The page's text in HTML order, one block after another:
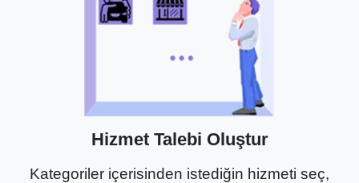
Hizmet Talebi Oluştur
Kategoriler içerisinden istediğin hizmeti seç,